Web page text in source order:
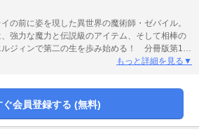
の前に姿を現した異世界の魔術師・ゼパイル。
強力な魔力と伝説級のアイテム、そして相棒の
ジィンで第二の生を歩み始める！ 分冊版第1
もっと詳細を見る▼
ぐ会員登録する (無料)